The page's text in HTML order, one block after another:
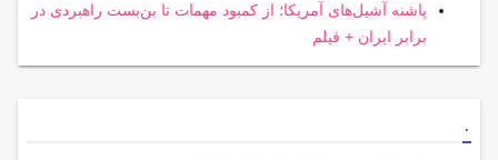
پاشنه آشیل‌های آمریکا؛ از کمبود مهمات تا بن‌بست راهبردی در
برابر ایران + فیلم
.